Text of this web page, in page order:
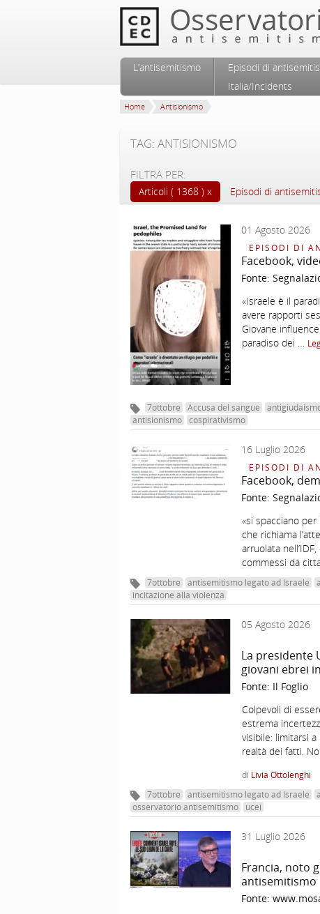
Menu principale
Vai al contenuto principale
Vai al contenuto secondario
L’antisemitismo
Episodi di
Italia/Incidents
Home Antisionismo
TAG: ANTISIONISMO
FILTRA PER:
Articoli ( 1368 ) Episodi di
01 Agosto 2026
EPISODI DI
Facebook,
Fonte:
«Israele è il
avere rapporti
Giovane
paradiso dei …
7ottobre Accusa del sangue
antisionismo
cospirativismo
16 Luglio 2026
EPISODI DI
Facebook,
Fonte:
«si spacciano per
che richiama
arruolata
commessi da
7ottobre antisemitismo legato ad Israele
incitazione alla violenza
05 Agosto 2026
La presidente
giovani ebrei
Fonte: Il Foglio
Colpevoli di
estrema
visibile: limitarsi
realtà dei fatti.
di Livia Ottolenghi
7ottobre antisemitismo legato ad Israele
osservatorio antisemitismo
ucei
31 Luglio 2026
Francia, noto
antisemitismo
Fonte: